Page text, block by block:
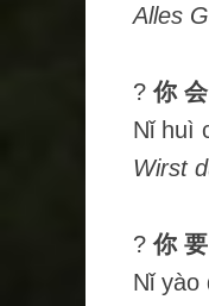
Alles
?你
Nǐ huì
Wirst
?你
Nǐ yào